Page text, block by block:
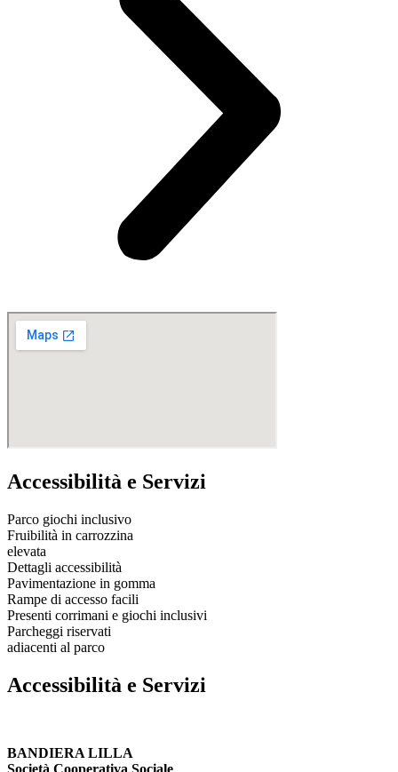
Accessibilità e Servizi
Parco giochi inclusivo
Fruibilità in carrozzina
elevata
Dettagli accessibilità
Pavimentazione in gomma
Rampe di accesso facili
Presenti corrimani e giochi inclusivi
Parcheggi riservati
adiacenti al parco
Accessibilità e Servizi
BANDIERA LILLA
Società Cooperativa Sociale